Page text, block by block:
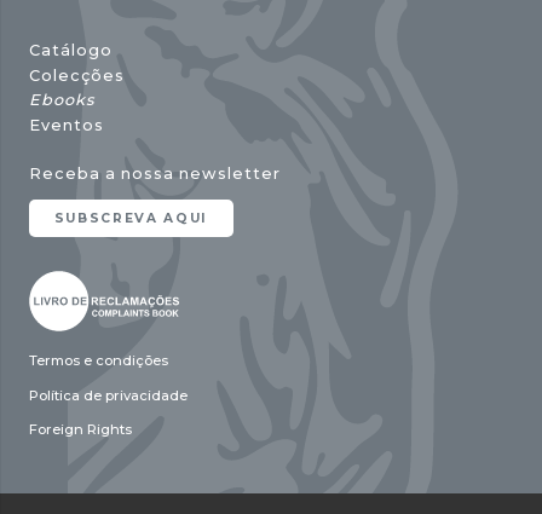
Catálogo
Colecções
Ebooks
Eventos
Receba a nossa newsletter
SUBSCREVA AQUI
Termos e condições
Política de privacidade
Foreign Rights